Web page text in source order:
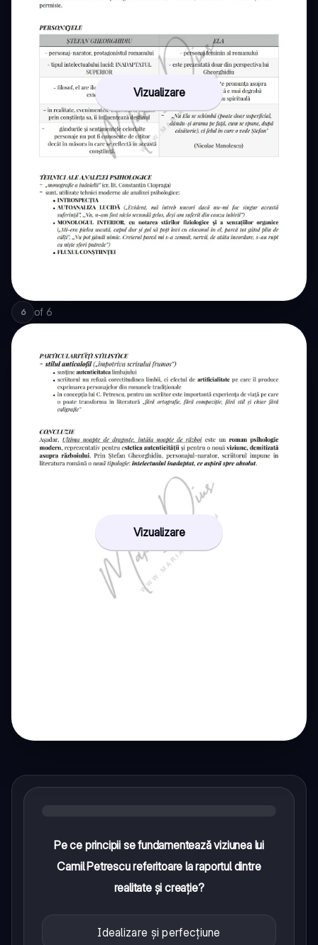
Vizualizare
6 of 6
Vizualizare
Pe ce principii se fundamentează viziunea lui
Camil Petrescu referitoare la raportul dintre
realitate și creație?
Idealizare și perfecțiune